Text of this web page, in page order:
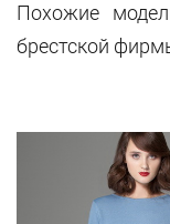
Похожие
брестской